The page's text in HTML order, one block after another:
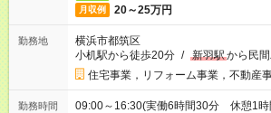
月収例 20～25万円
勤務地
横浜市都筑区
小机駅から徒歩20分 / 新羽駅から民
住宅事業，リフォーム事業，不動産
勤務時間
09:00～16:30(実働6時間30分 休憩1